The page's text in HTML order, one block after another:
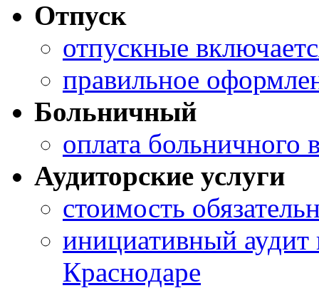
Отпуск
отпускные
правильное
Больничный
оплата больничного
Аудиторские услуги
стоимость
инициативный аудит
Краснодаре